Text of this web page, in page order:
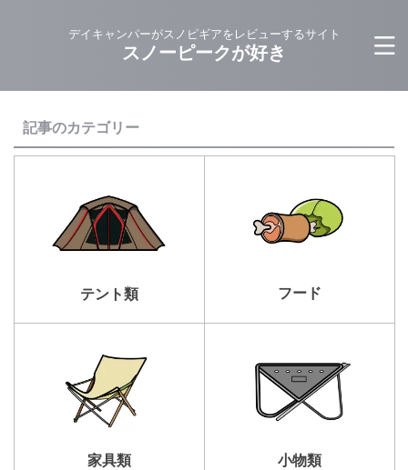
デイキャンパーがスノピギアをレビューするサイト
スノーピークが好き
記事のカテゴリー
テント類 フード
家具類 小物類